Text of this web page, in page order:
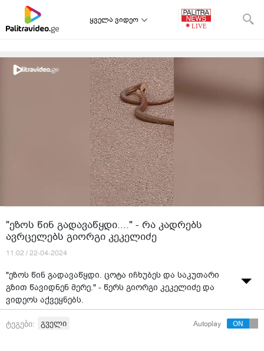
ყველა ვიდეო
"ეზოს წინ გადავაწყდი...." - რა კადრებს
ავრცელებს გიორგი კეკელიძე
11:02 / 22-04-2024
"ეზოს წინ გადავაწყდი. ცოტა იჩხუბეს და საკუთარი
გზით წავიდნენ მერე." - წერს გიორგი კეკელიძე და
ვიდეოს აქვეყნებს.
ტეგები: გველი Autoplay